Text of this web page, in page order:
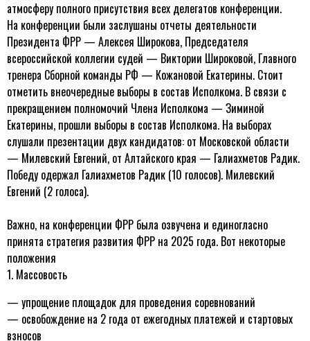
атмосферу полного присутствия всех делегатов конференции.
На конференции были заслушаны отчеты деятельности
Президента ФРР — Алексея Широкова, Председателя
всероссийской коллегии судей — Виктории Широковой, Главного
тренера Сборной команды РФ — Кожановой Екатерины. Стоит
отметить внеочередные выборы в состав Исполкома. В связи с
прекращением полномочий Члена Исполкома — Зиминой
Екатерины, прошли выборы в состав Исполкома. На выборах
слушали презентации двух кандидатов: от Московской области
— Милевский Евгений, от Алтайского края — Галиахметов Радик.
Победу одержал Галиахметов Радик (10 голосов). Милевский
Евгений (2 голоса).
Важно, на конференции ФРР была озвучена и единогласно
принята стратегия развития ФРР на 2025 года. Вот некоторые
положения
1. Массовость
— упрощение площадок для проведения соревнований
— освобождение на 2 года от ежегодных платежей и стартовых
взносов